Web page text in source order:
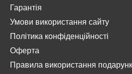
Гарантія
Умови використання сайту
Політика конфіденційності
Оферта
Правила використання